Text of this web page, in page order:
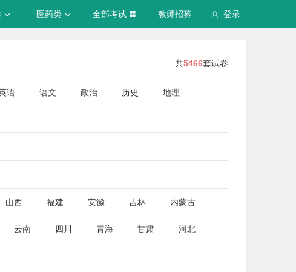
登录
医药类 全部考试 教师招募
共5466套试卷
语 语文 政治 历史 地理
山西 福建 安徽 吉林 内蒙古
云南 四川 青海 甘肃 河北